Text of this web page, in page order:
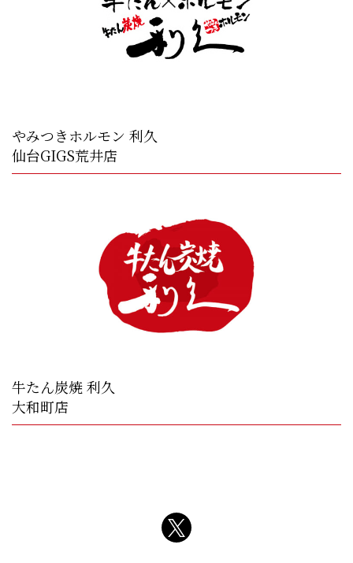
やみつきホルモン 利久
仙台GIGS荒井店
牛たん炭焼 利久
大和町店